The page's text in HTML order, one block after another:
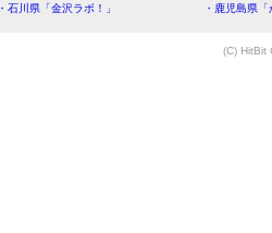
・石川県「金沢ラボ！」
・鹿児島県
(C) HitBit